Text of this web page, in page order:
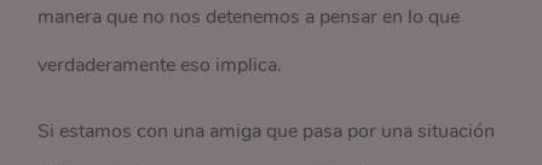
manera que no nos detenemos a pensar en lo que
verdaderamente eso implica.
Si estamos con una amiga que pasa por una situación